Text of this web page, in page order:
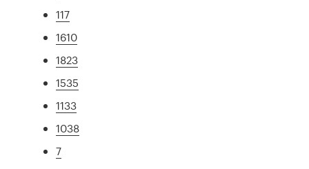
117
1610
1823
1535
1133
1038
7